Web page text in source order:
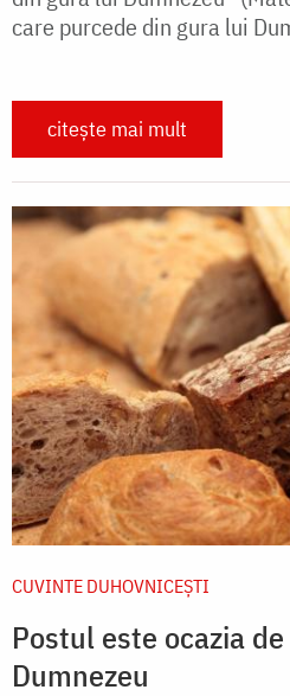
care purcede din gura lui
citește mai mult
CUVINTE DUHOVNICEȘTI
Postul este ocazia
Dumnezeu